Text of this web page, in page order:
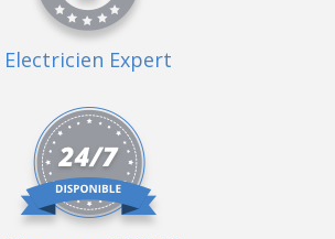
Electricien Expert